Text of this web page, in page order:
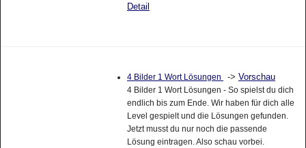
Detail
4 Bilder 1 Wort Lösungen -> Vorschau
4 Bilder 1 Wort Lösungen - So spielst du dich
endlich bis zum Ende. Wir haben für dich alle
Level gespielt und die Lösungen gefunden.
Jetzt musst du nur noch die passende
Lösung eintragen. Also schau vorbei.